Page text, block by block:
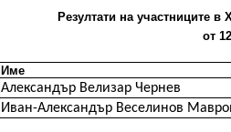
Резултати на участниците
от
Име
Александър Велизар Чернев
Иван-Александър Веселинов